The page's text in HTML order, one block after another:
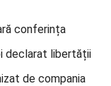
conferința
declarat libertății
de compania